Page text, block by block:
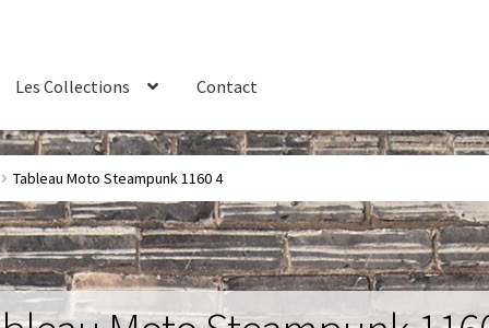
Les Collections Contact
de venteContactCouteauxCréations sur commande
HuîtreLa philosophieLampe à poserLes Collections
1 – Les Machines Fondatrices
Tableau Moto Steampunk 1160 4